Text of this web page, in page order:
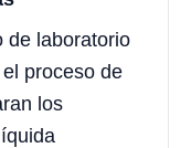
de laboratorio
proceso de
los